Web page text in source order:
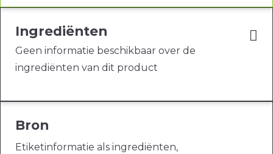
Ingrediënten
Geen informatie beschikbaar over de
ingrediënten van dit product
Bron
Etiketinformatie als ingrediënten,